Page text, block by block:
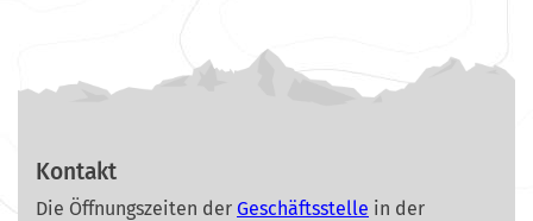
Kontakt
Die Öffnungszeiten der Geschäftsstelle in der